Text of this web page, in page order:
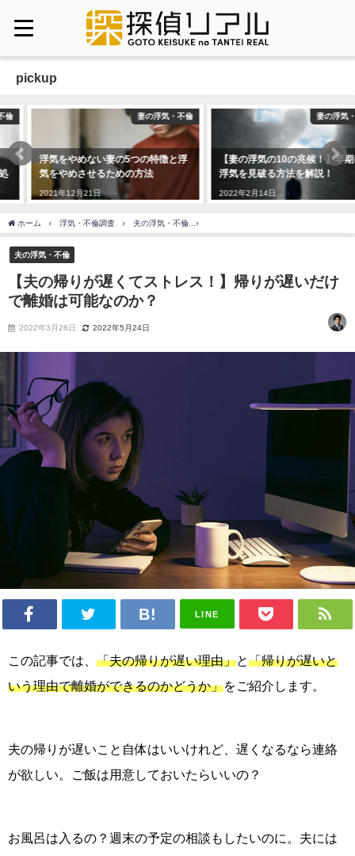
pickup
妻の浮気・不倫
浮気をやめない妻の5つの特徴と浮
気をやめさせるための方法
2021年12月21日
妻の浮気・不倫
【妻の浮気の10の兆候！】早期に
浮気を見破る方法を解説！
2022年2月14日
ホーム 浮気・不倫調査 夫の浮気・不倫
夫の浮気・不倫
【夫の帰りが遅くてストレス！】帰りが遅いだけ
で離婚は可能なのか？
2022年3月28日 2022年5月24日
LINE
この記事では、 「夫の帰りが遅い理由」と「帰りが遅いと
いう理由で離婚ができるのかどうか」をご紹介します。
夫の帰りが遅いこと自体はいいけれど、遅くなるなら連絡
が欲しい。ご飯は用意しておいたらいいの？
お風呂は入るの？週末の予定の相談もしたいのに。夫には